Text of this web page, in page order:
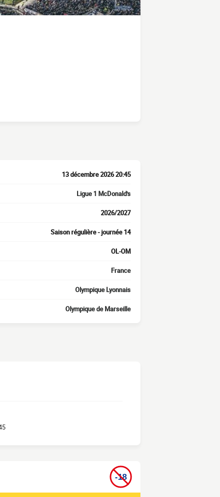
13 décembre 2026 20:45
Ligue 1 McDonald's
2026/2027
Saison régulière - journée 14
OL-OM
France
Olympique Lyonnais
Olympique de Marseille